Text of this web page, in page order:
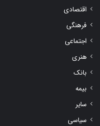
اقتصادی
فرهنگی
اجتماعی
هنری
بانک
بیمه
سایر
سیاسی